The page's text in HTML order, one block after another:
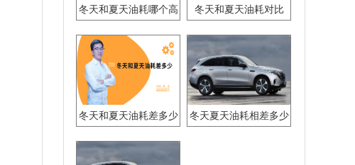
冬天和夏天油耗哪个高 冬天和夏天油耗对比
冬天和夏天油耗差多少 冬天夏天油耗相差多少